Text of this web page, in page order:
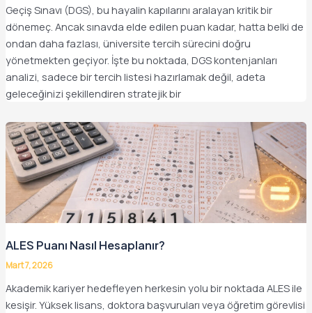
Geçiş Sınavı (DGS), bu hayalin kapılarını aralayan kritik bir
dönemeç. Ancak sınavda elde edilen puan kadar, hatta belki de
ondan daha fazlası, üniversite tercih sürecini doğru
yönetmekten geçiyor. İşte bu noktada, DGS kontenjanları
analizi, sadece bir tercih listesi hazırlamak değil, adeta
geleceğinizi şekillendiren stratejik bir
ALES Puanı Nasıl Hesaplanır?
Mart 7, 2026
Akademik kariyer hedefleyen herkesin yolu bir noktada ALES ile
kesişir. Yüksek lisans, doktora başvuruları veya öğretim görevlisi